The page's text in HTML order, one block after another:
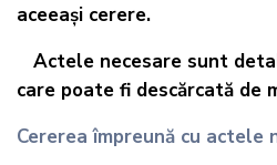
aceeași cerere.
Actele necesare sunt
care poate fi descărcată de
Cererea împreună cu actele